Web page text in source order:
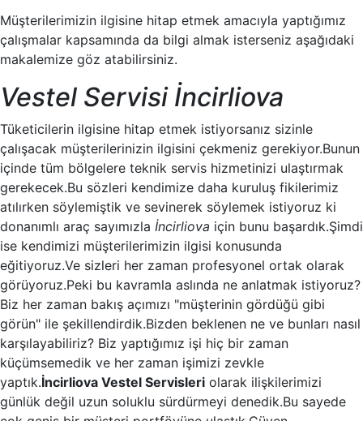
Müşterilerimizin ilgisine hitap etmek amacıyla yaptığımız
çalışmalar kapsamında da bilgi almak isterseniz aşağıdaki
makalemize göz atabilirsiniz.
Vestel Servisi İncirliova
Tüketicilerin ilgisine hitap etmek istiyorsanız sizinle
çalışacak müşterilerinizin ilgisini çekmeniz gerekiyor.Bunun
içinde tüm bölgelere teknik servis hizmetinizi ulaştırmak
gerekecek.Bu sözleri kendimize daha kuruluş fikilerimiz
atılırken söylemiştik ve sevinerek söylemek istiyoruz ki
donanımlı araç sayımızla İncirliova için bunu başardık.Şimdi
ise kendimizi müşterilerimizin ilgisi konusunda
eğitiyoruz.Ve sizleri her zaman profesyonel ortak olarak
görüyoruz.Peki bu kavramla aslında ne anlatmak istiyoruz?
Biz her zaman bakış açımızı "müşterinin gördüğü gibi
görün" ile şekillendirdik.Bizden beklenen ne ve bunları nasıl
karşılayabiliriz? Biz yaptığımız işi hiç bir zaman
küçümsemedik ve her zaman işimizi zevkle
yaptık.İncirliova Vestel Servisleri olarak ilişkilerimizi
günlük değil uzun soluklu sürdürmeyi denedik.Bu sayede